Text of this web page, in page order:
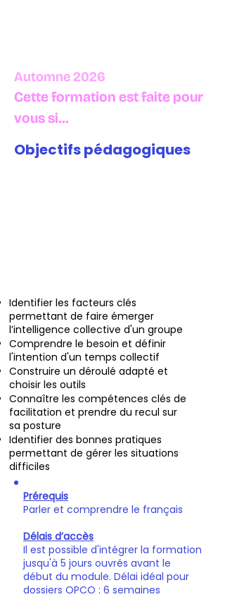
Automne 2026
17 et 18 septembre 2026
Cette formation est faite pour
vous si...
Objectifs pédagogiques
Identifier les facteurs clés
permettant de faire émerger
l’intelligence collective d'un groupe
Comprendre le besoin et définir
l'intention d'un temps collectif
Construire un déroulé adapté et
choisir les outils
Connaître les compétences clés de
facilitation et prendre du recul sur
sa posture
Identifier des bonnes pratiques
permettant de gérer les situations
difficiles
Prérequis
Parler et comprendre le français
Délais d’accès
Il est possible d'intégrer la formation
jusqu'à 5 jours ouvrés avant le
début du module. Délai idéal pour
dossiers OPCO : 6 semaines